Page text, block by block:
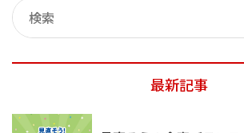
事
検
最新記事